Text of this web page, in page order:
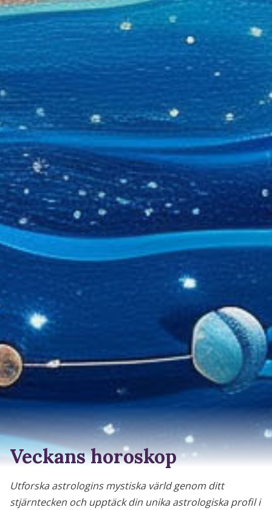
Veckans horoskop
Utforska astrologins mystiska värld genom ditt
stjärntecken och upptäck din unika astrologiska profil i